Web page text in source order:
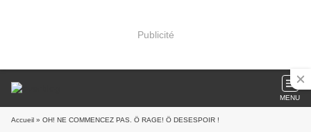
Publicité
MENU
Accueil » OH! NE COMMENCEZ PAS. Ö RAGE! Ö DESESPOIR !